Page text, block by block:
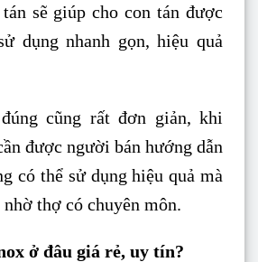
sẽ giúp cho con tán được
dụng nhanh gọn, hiệu quả
cũng rất đơn giản, khi
được người bán hướng dẫn
có thể sử dụng hiệu quả mà
thợ có chuyên môn.
ở đâu giá rẻ, uy tín?